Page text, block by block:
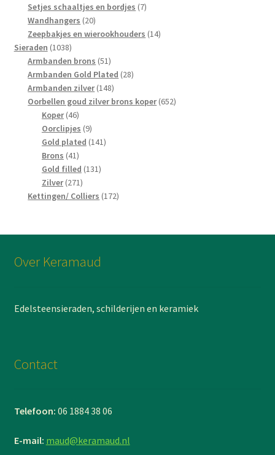
producten
Setjes schaaltjes en bordjes 77
Wandhangers 2020
producten
Zeepbakjes en wierookhouders 1414
Sieraden 10381038
producten
Armbanden brons 5151
producten
Armbanden Gold Plated 2828
Armbanden zilver 148148
producten
Oorbellen goud zilver brons koper 652652
Koper 4646
producten
Oorclipjes 99
producten
Gold plated 141141
Brons 4141
producten
Gold filled 131131
Zilver 271271
producten
Kettingen/ Colliers 172172
Over Keramaud
Edelsteensieraden, schilderijen en keramiek
Contact
Telefoon: 06 1884 38 06
E-mail: maud@keramaud.nl